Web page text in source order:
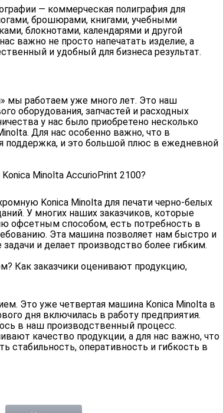
— коммерческая полиграфия для
брошюрами, книгами, учебными
блокнотами, календарями и другой
важно не просто напечатать изделие, а
и удобный для бизнеса результат.
мы работаем уже много лет. Это наш
оборудования, запчастей и расходных
у нас было приобретено несколько
Для нас особенно важно, что в
поддержка, и это большой плюс в ежедневной
Minolta AccurioPrint 2100?
Konica Minolta для печати черно-белых
У многих наших заказчиков, которые
офсетным способом, есть потребность в
Эта машина позволяет нам быстро и
и делает производство более гибким.
Как заказчики оценивают продукцию,
Это уже четвертая машина Konica Minolta в
дня включилась в работу предприятия.
в наш производственный процесс.
качество продукции, а для нас важно, что
стабильность, оперативность и гибкость в